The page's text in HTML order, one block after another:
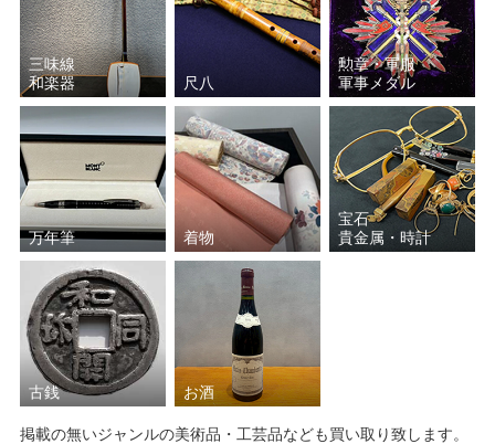
三味線
和楽器
尺八
勲章・軍服
軍事メダル
万年筆 着物
宝石
貴金属・時計
古銭 お酒
掲載の無いジャンルの美術品・工芸品なども買い取り致します。